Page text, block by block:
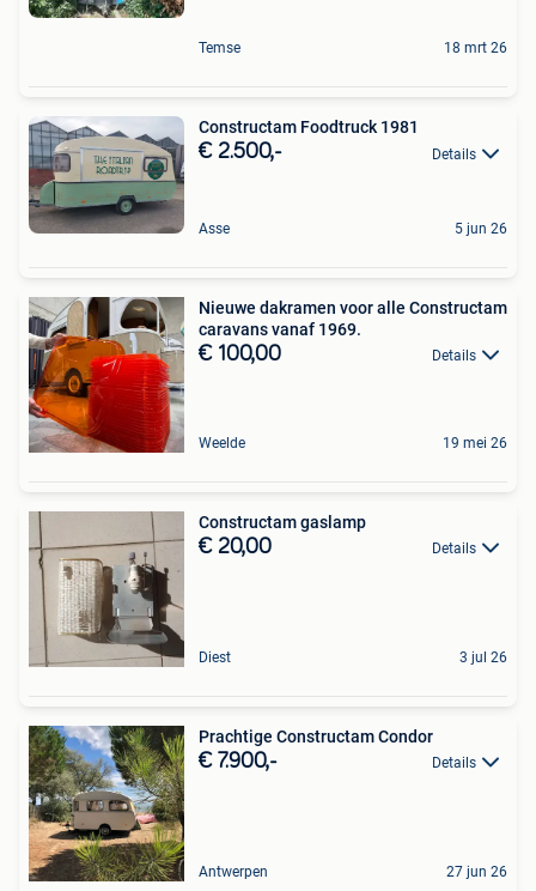
Temse 18 mrt 26
Constructam Foodtruck 1981
€ 2.500,- Details
Asse 5 jun 26
Nieuwe dakramen voor alle Constructam
caravans vanaf 1969.
€ 100,00 Details
Weelde 19 mei 26
Constructam gaslamp
€ 20,00 Details
Diest 3 jul 26
Prachtige Constructam Condor
€ 7.900,- Details
Antwerpen 27 jun 26